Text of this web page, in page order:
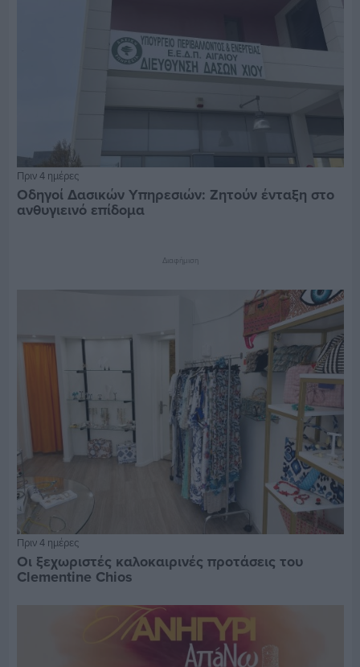
Πριν 4 ημέρες
Οδηγοί Δασικών Υπηρεσιών: Ζητούν ένταξη στο
ανθυγιεινό επίδομα
Διαφήμιση
Πριν 4 ημέρες
Οι ξεχωριστές καλοκαιρινές προτάσεις του
Clementine Chios